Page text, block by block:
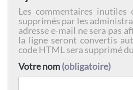
Les commentaires inutiles
supprimés par les
adresse e-mail ne sera pas
la ligne seront convertis
code HTML sera supprimé
Votre nom(obligatoire)